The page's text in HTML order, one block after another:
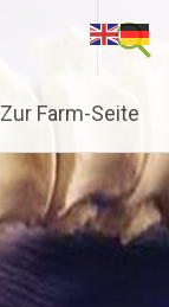
Zur Farm-Seite